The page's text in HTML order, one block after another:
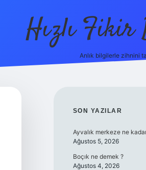
Hızlı Fikir
Anlık bilgilerle zihnini
SON YAZILAR
Ayvalık merkeze ne
Ağustos 5, 2026
Boçık ne demek ?
Ağustos 4, 2026